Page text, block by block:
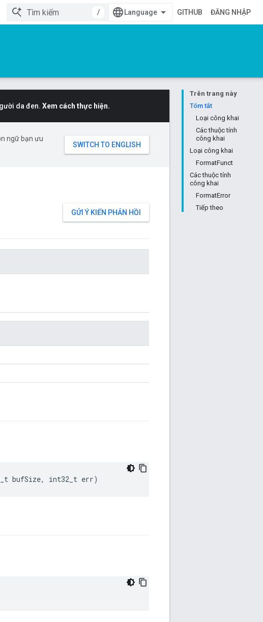
/
GITHUB ĐĂNG NHẬP
Trên trang này
Tóm tắt
Loại công khai
Các thuộc tính
công khai
Loại công khai
FormatFunct
Các thuộc tính
công khai
FormatError
Tiếp theo
da đen. Xem cách thực hiện.
ngữ bạn ưu
GỬI Ý KIẾN PHẢN HỒI
bufSize, int32_t err)